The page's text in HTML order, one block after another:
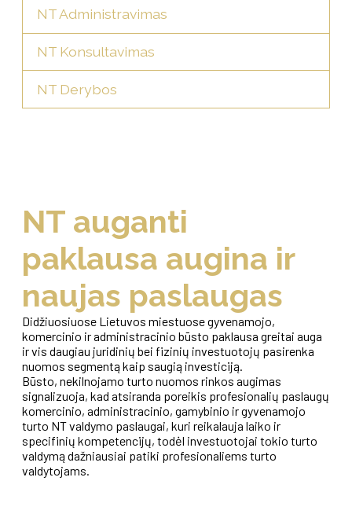
NT Administravimas
NT Konsultavimas
NT Derybos
NT auganti
paklausa augina ir
naujas paslaugas
Didžiuosiuose Lietuvos miestuose gyvenamojo,
komercinio ir administracinio būsto paklausa greitai auga
ir vis daugiau juridinių bei fizinių investuotojų pasirenka
nuomos segmentą kaip saugią investiciją.
Būsto, nekilnojamo turto nuomos rinkos augimas
signalizuoja, kad atsiranda poreikis profesionalių paslaugų
komercinio, administracinio, gamybinio ir gyvenamojo
turto NT valdymo paslaugai, kuri reikalauja laiko ir
specifinių kompetencijų, todėl investuotojai tokio turto
valdymą dažniausiai patiki profesionaliems turto
valdytojams.